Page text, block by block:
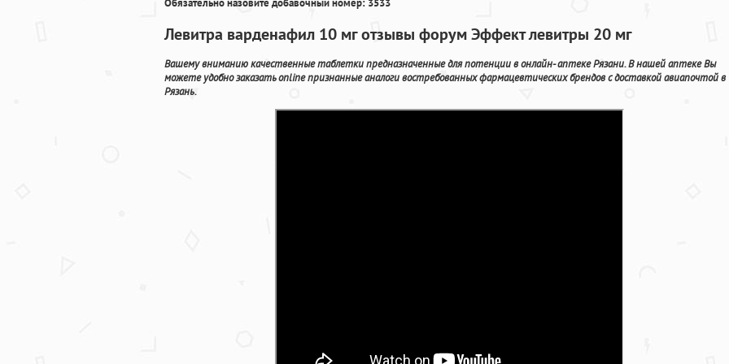
Обязательно назовите добавочный номер: 3533
Левитра варденафил 10 мг отзывы форум Эффект левитры 20 мг
Вашему вниманию качественные таблетки предназначенные для потенции в онлайн- аптеке Рязани. В нашей аптеке Вы
можете удобно заказать online признанные аналоги востребованных фармацевтических брендов с доставкой авиапочтой в
Рязань.